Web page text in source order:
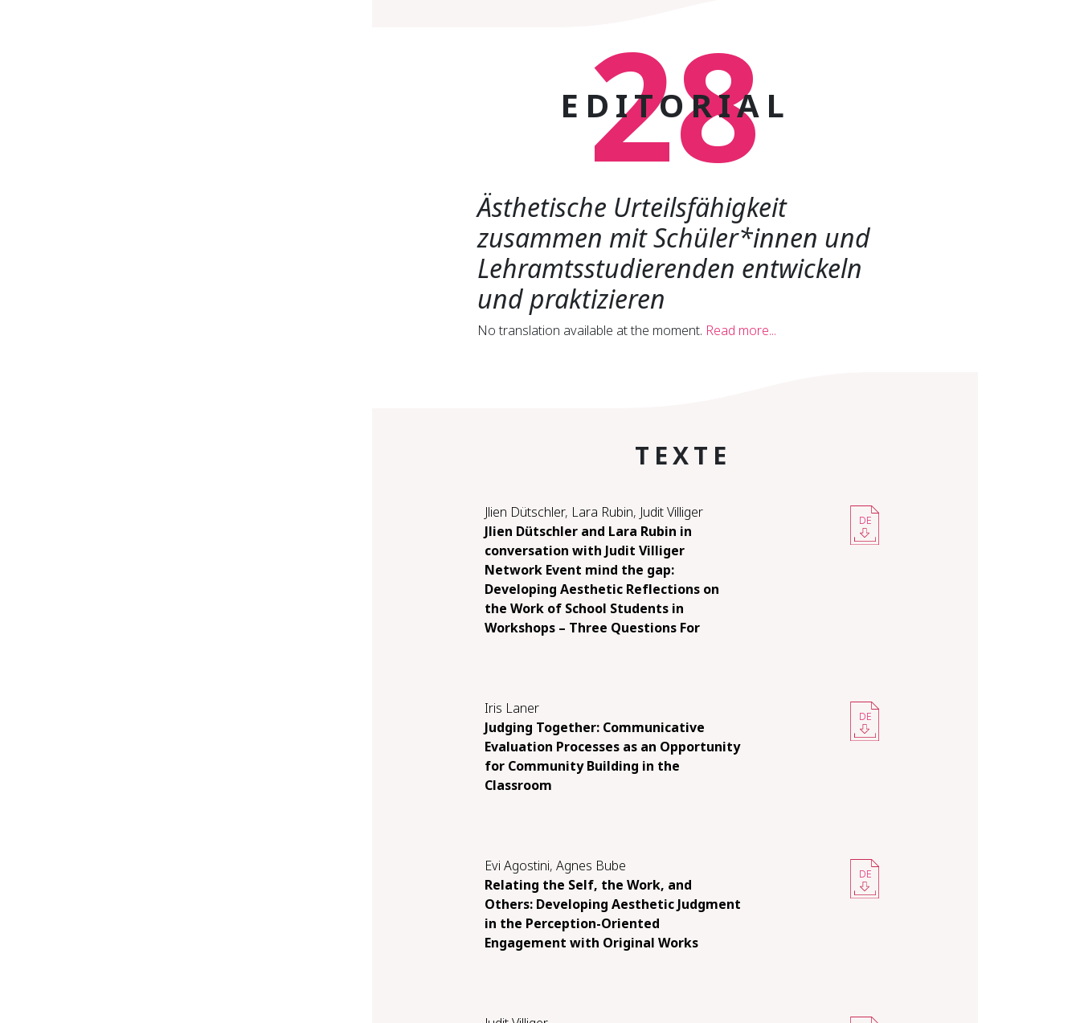
28
EDITORIAL
Ästhetische Urteilsfähigkeit
zusammen mit Schüler*innen und
Lehramtsstudierenden entwickeln
und praktizieren
No translation available at the moment. Read more...
TEXTE
Jlien Dütschler, Lara Rubin, Judit Villiger
Jlien Dütschler and Lara Rubin in
conversation with Judit Villiger
Network Event mind the gap:
Developing Aesthetic Reflections on
the Work of School Students in
Workshops – Three Questions For
DE
Iris Laner
Judging Together: Communicative
Evaluation Processes as an Opportunity
for Community Building in the
Classroom
DE
Evi Agostini, Agnes Bube
Relating the Self, the Work, and
Others: Developing Aesthetic Judgment
in the Perception-Oriented
Engagement with Original Works
DE